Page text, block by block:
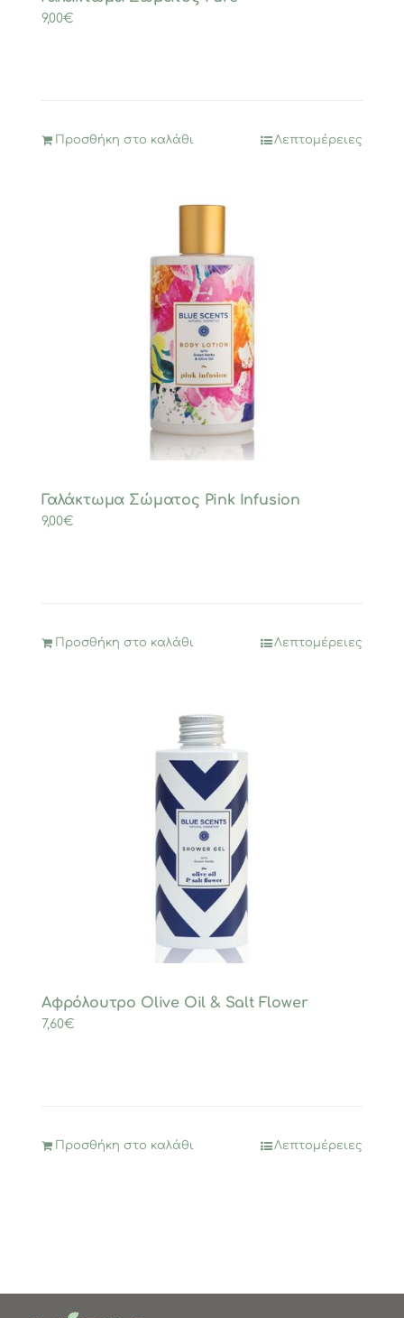
9,00€
Προσθήκη στο καλάθι Λεπτομέρειες
Γαλάκτωμα Σώματος Pink Infusion
9,00€
Προσθήκη στο καλάθι Λεπτομέρειες
Αφρόλουτρο Olive Oil & Salt Flower
7,60€
Προσθήκη στο καλάθι Λεπτομέρειες